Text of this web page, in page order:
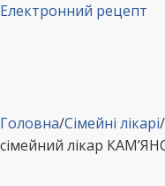
Електронний рецепт
Головна/Сімейні лікарі/
сімейний лікар